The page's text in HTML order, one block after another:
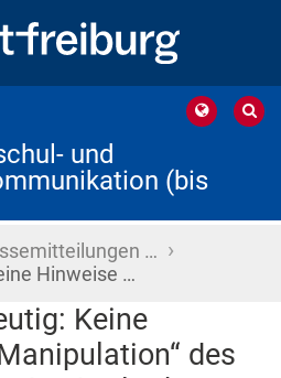
und
(bis
… ›
Hinweise …
Keine
des